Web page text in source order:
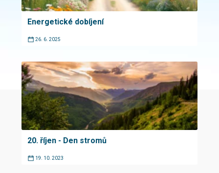
Energetické dobíjení
26. 6. 2025
20. říjen - Den stromů
19. 10. 2023